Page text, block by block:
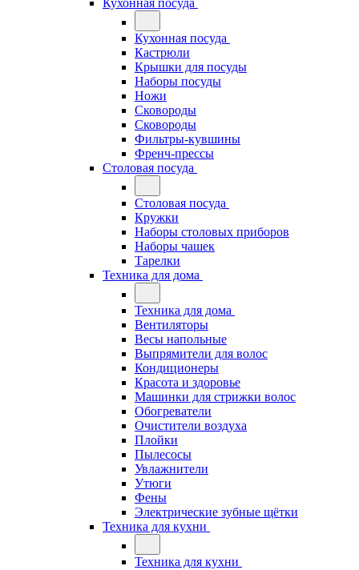
Кухонная посуда
Кухонная посуда
Кастрюли
Крышки для посуды
Наборы посуды
Ножи
Сковороды
Сковороды
Фильтры-кувшины
Френч-прессы
Столовая посуда
Столовая посуда
Кружки
Наборы столовых приборов
Наборы чашек
Тарелки
Техника для дома
Техника для дома
Вентиляторы
Весы напольные
Выпрямители для волос
Кондиционеры
Красота и здоровье
Машинки для стрижки волос
Обогреватели
Очистители воздуха
Плойки
Пылесосы
Увлажнители
Утюги
Фены
Электрические зубные щётки
Техника для кухни
Техника для кухни